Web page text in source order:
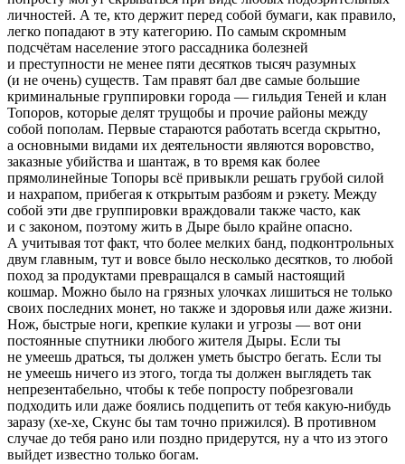
личностей. А те, кто держит перед собой бумаги, как правило,
легко попадают в эту категорию. По самым скромным
подсчётам население этого рассадника болезней
и преступности не менее пяти десятков тысяч разумных
(и не очень) существ. Там правят бал две самые большие
криминальные группировки города — гильдия Теней и клан
Топоров, которые делят трущобы и прочие районы между
собой пополам. Первые стараются работать всегда скрытно,
а основными видами их деятельности являются воровство,
заказные убийства и шантаж, в то время как более
прямолинейные Топоры всё привыкли решать грубой силой
и нахрапом, прибегая к открытым разбоям и рэкету. Между
собой эти две группировки враждовали также часто, как
и с законом, поэтому жить в Дыре было крайне опасно.
А учитывая тот факт, что более мелких банд, подконтрольных
двум главным, тут и вовсе было несколько десятков, то любой
поход за продуктами превращался в самый настоящий
кошмар. Можно было на грязных улочках лишиться не только
своих последних монет, но также и здоровья или даже жизни.
Нож, быстрые ноги, крепкие кулаки и угрозы — вот они
постоянные спутники любого жителя Дыры. Если ты
не умеешь драться, ты должен уметь быстро бегать. Если ты
не умеешь ничего из этого, тогда ты должен выглядеть так
непрезентабельно, чтобы к тебе попросту побрезговали
подходить или даже боялись подцепить от тебя какую-нибудь
заразу (хе-хе, Скунс бы там точно прижился). В противном
случае до тебя рано или поздно придерутся, ну а что из этого
выйдет известно только богам.